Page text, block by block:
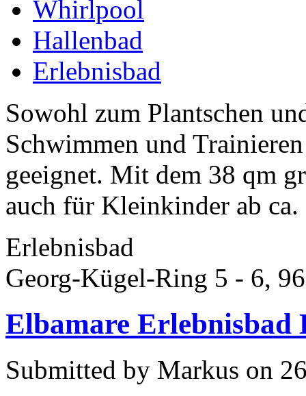
Whirlpool
Hallenbad
Erlebnisbad
Sowohl zum Plantschen
Schwimmen und
geeignet. Mit dem 38 qm
auch für Kleinkinder ab ca.
Erlebnisbad
Georg-Kügel-Ring 5 - 6,
Elbamare Erlebnisbad
Submitted by Markus on